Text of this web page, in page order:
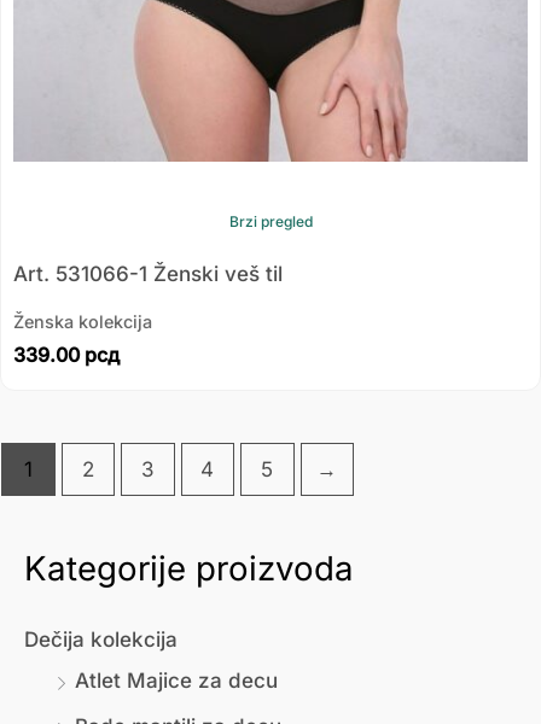
Kategorije proizvoda
Dečija kolekcija
Atlet Majice za decu
Brzi pregled
Art. 531066-1 Ženski veš til
Ženska kolekcija
339.00 рсд
1 2 3 4 5 →